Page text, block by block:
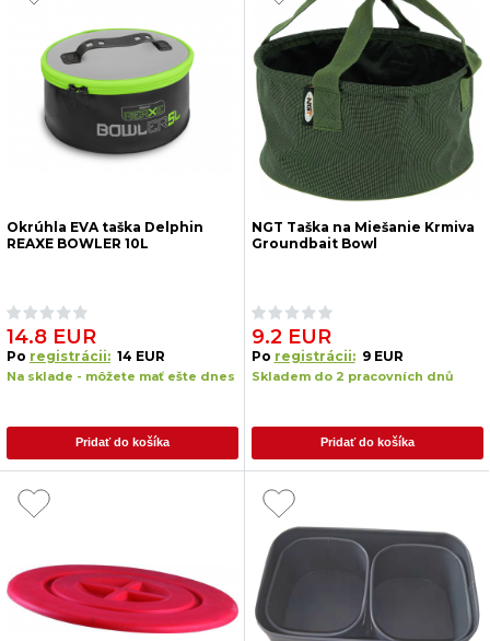
Okrúhla EVA taška Delphin
REAXE BOWLER 10L
14.8 EUR
Po registrácii: 14 EUR
Na sklade - môžete mať ešte dnes
Pridať do košíka
NGT Taška na Miešanie Krmiva
Groundbait Bowl
9.2 EUR
Po registrácii: 9 EUR
Skladem do 2 pracovních dnů
Pridať do košíka